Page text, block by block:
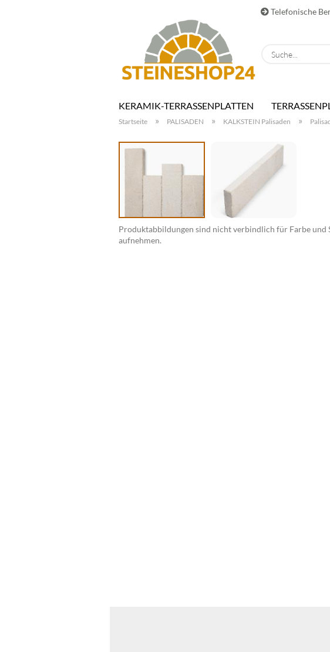
Telefonische
KERAMIK-TERRASSENPLATTEN
Startseite » PALISADEN » KALKSTEIN Palisaden »
Produktabbildungen sind nicht verbindlich für Farbe
aufnehmen.